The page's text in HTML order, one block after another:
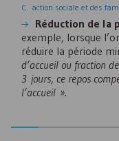
C. action sociale et des
Réduction de la
exemple, lorsque
réduire la période
d’accueil ou fraction
3 jours, ce repos
l’accueil ».